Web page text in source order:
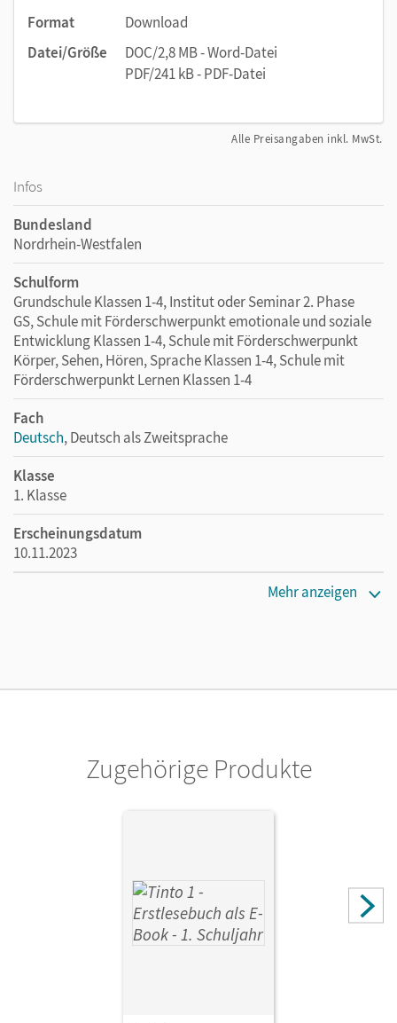
Format
Download
Datei/Größe
DOC/2,8 MB - Word-Datei
PDF/241 kB - PDF-Datei
Alle Preisangaben inkl. MwSt.
Infos
Bundesland
Nordrhein-Westfalen
Schulform
Grundschule Klassen 1-4, Institut oder Seminar 2. Phase
GS, Schule mit Förderschwerpunkt emotionale und soziale
Entwicklung Klassen 1-4, Schule mit Förderschwerpunkt
Körper, Sehen, Hören, Sprache Klassen 1-4, Schule mit
Förderschwerpunkt Lernen Klassen 1-4
Fach
Deutsch, Deutsch als Zweitsprache
Klasse
1. Klasse
Erscheinungsdatum
10.11.2023
Mehr anzeigen
Zugehörige Produkte